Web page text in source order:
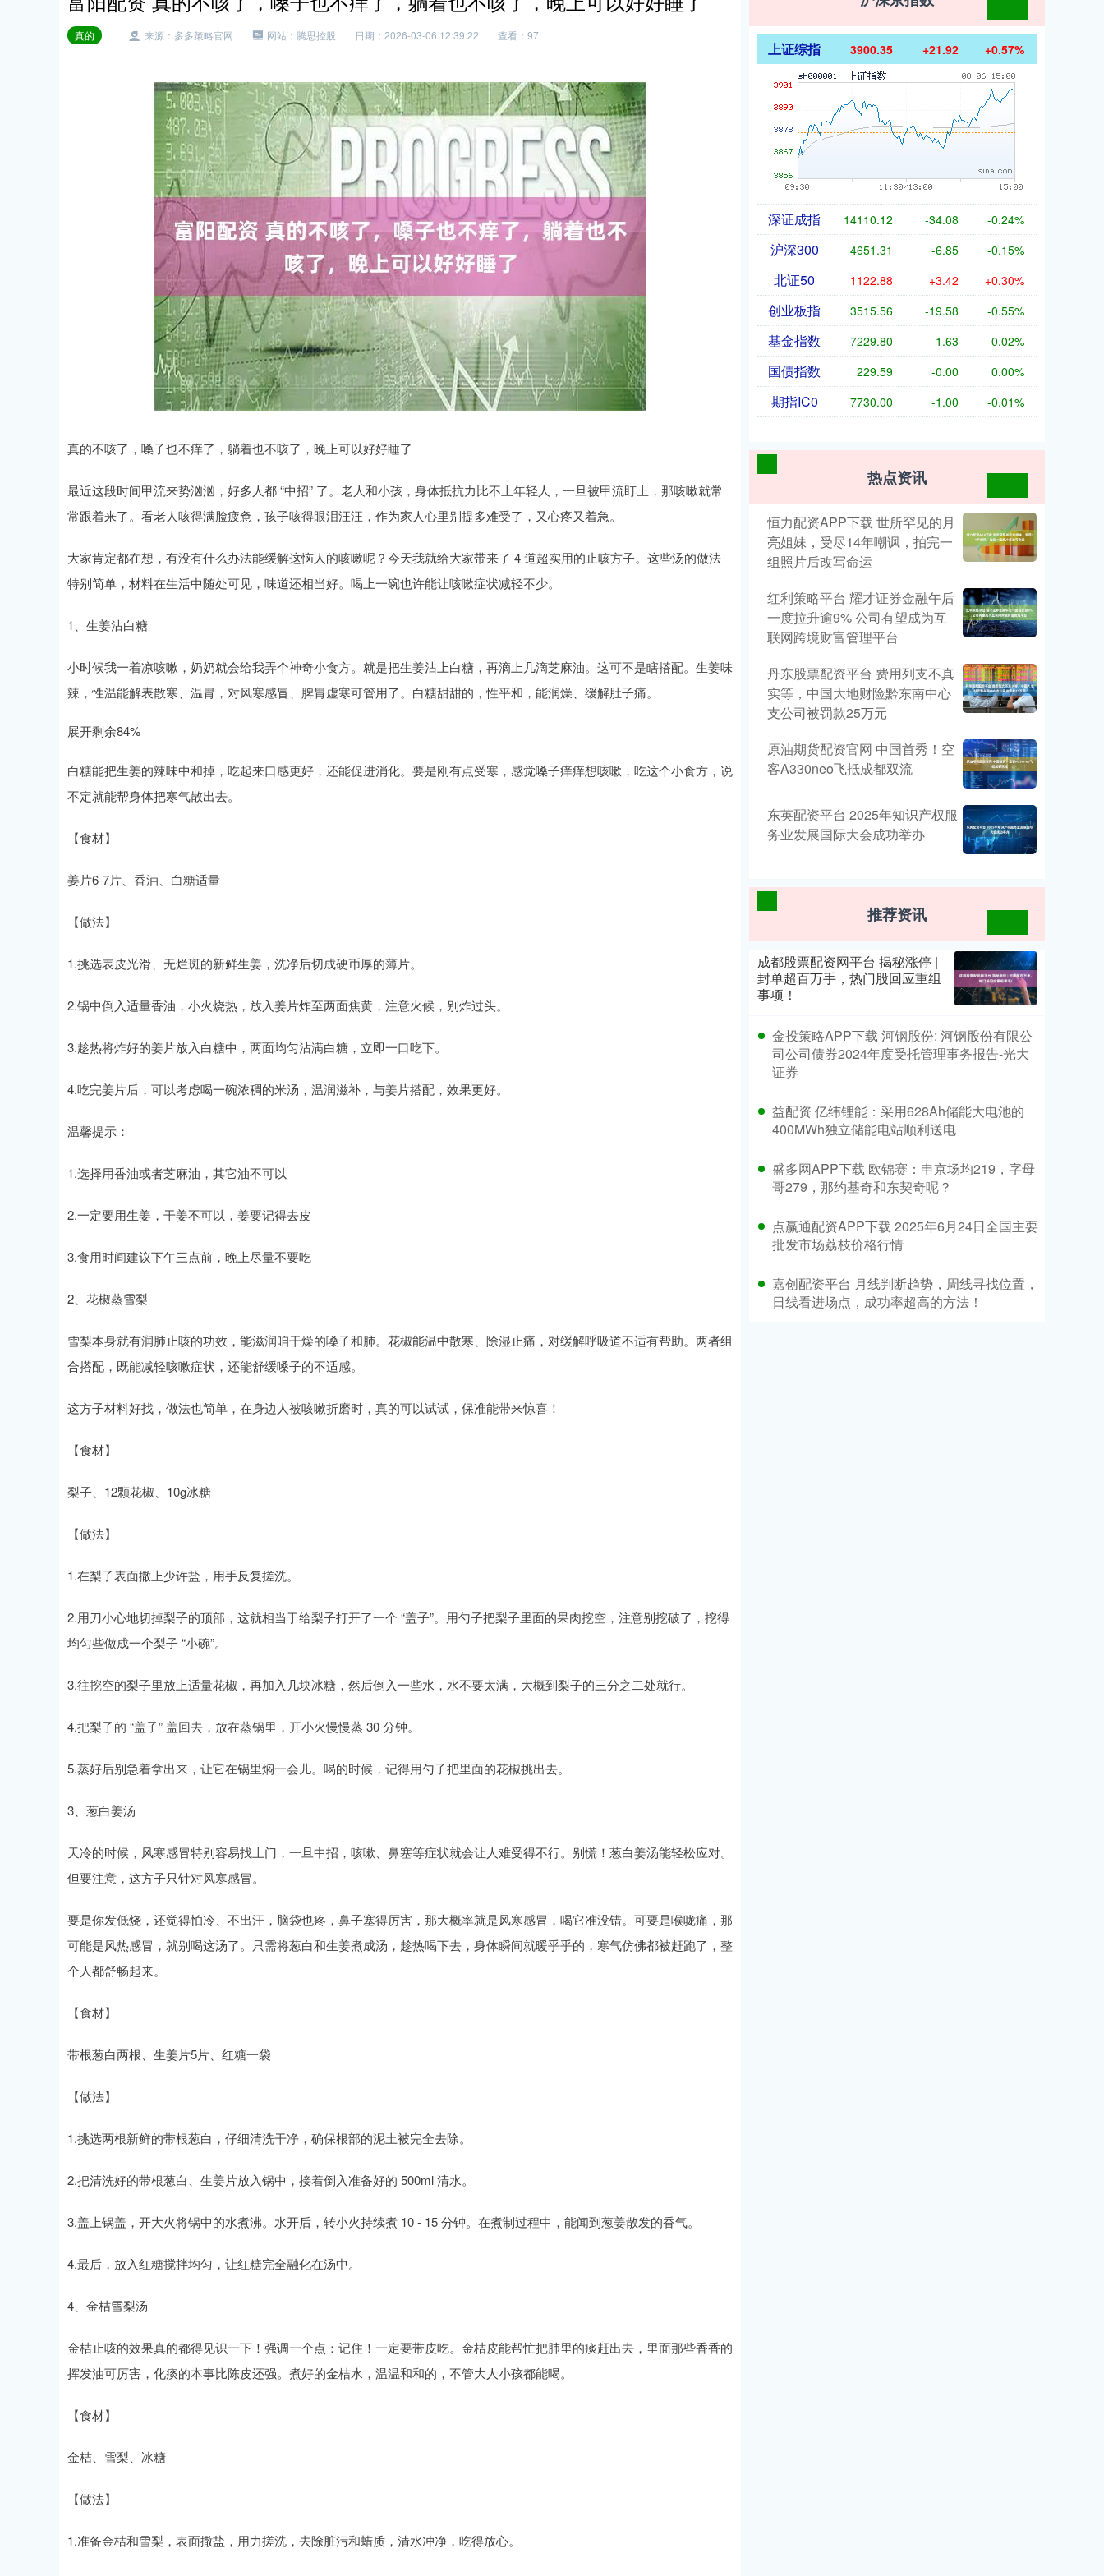
真的 来源：多多策略官网 网站：腾思控股 日期：2026-03-06 12:39:22 查看：97
真的不咳了，嗓子也不痒了，躺着也不咳了，晚上可以好好睡了
最近这段时间甲流来势汹汹，好多人都 “中招” 了。老人和小孩，身体抵抗力比不上年轻人，一旦被甲流盯上，那咳嗽就常
常跟着来了。看老人咳得满脸疲惫，孩子咳得眼泪汪汪，作为家人心里别提多难受了，又心疼又着急。
大家肯定都在想，有没有什么办法能缓解这恼人的咳嗽呢？今天我就给大家带来了 4 道超实用的止咳方子。这些汤的做法
特别简单，材料在生活中随处可见，味道还相当好。喝上一碗也许能让咳嗽症状减轻不少。
1、生姜沾白糖
小时候我一着凉咳嗽，奶奶就会给我弄个神奇小食方。就是把生姜沾上白糖，再滴上几滴芝麻油。这可不是瞎搭配。生姜味
辣，性温能解表散寒、温胃，对风寒感冒、脾胃虚寒可管用了。白糖甜甜的，性平和，能润燥、缓解肚子痛。
展开剩余84%
白糖能把生姜的辣味中和掉，吃起来口感更好，还能促进消化。要是刚有点受寒，感觉嗓子痒痒想咳嗽，吃这个小食方，说
不定就能帮身体把寒气散出去。
【食材】
姜片6-7片、香油、白糖适量
【做法】
1.挑选表皮光滑、无烂斑的新鲜生姜，洗净后切成硬币厚的薄片。
2.锅中倒入适量香油，小火烧热，放入姜片炸至两面焦黄，注意火候，别炸过头。
3.趁热将炸好的姜片放入白糖中，两面均匀沾满白糖，立即一口吃下。
4.吃完姜片后，可以考虑喝一碗浓稠的米汤，温润滋补，与姜片搭配，效果更好。
温馨提示：
1.选择用香油或者芝麻油，其它油不可以
2.一定要用生姜，干姜不可以，姜要记得去皮
3.食用时间建议下午三点前，晚上尽量不要吃
2、花椒蒸雪梨
雪梨本身就有润肺止咳的功效，能滋润咱干燥的嗓子和肺。花椒能温中散寒、除湿止痛，对缓解呼吸道不适有帮助。两者组
合搭配，既能减轻咳嗽症状，还能舒缓嗓子的不适感。
这方子材料好找，做法也简单，在身边人被咳嗽折磨时，真的可以试试，保准能带来惊喜！
【食材】
梨子、12颗花椒、10g冰糖
【做法】
1.在梨子表面撒上少许盐，用手反复搓洗。
2.用刀小心地切掉梨子的顶部，这就相当于给梨子打开了一个 “盖子”。用勺子把梨子里面的果肉挖空，注意别挖破了，挖得
均匀些做成一个梨子 “小碗”。
3.往挖空的梨子里放上适量花椒，再加入几块冰糖，然后倒入一些水，水不要太满，大概到梨子的三分之二处就行。
4.把梨子的 “盖子” 盖回去，放在蒸锅里，开小火慢慢蒸 30 分钟。
5.蒸好后别急着拿出来，让它在锅里焖一会儿。喝的时候，记得用勺子把里面的花椒挑出去。
3、葱白姜汤
天冷的时候，风寒感冒特别容易找上门，一旦中招，咳嗽、鼻塞等症状就会让人难受得不行。别慌！葱白姜汤能轻松应对。
但要注意，这方子只针对风寒感冒。
要是你发低烧，还觉得怕冷、不出汗，脑袋也疼，鼻子塞得厉害，那大概率就是风寒感冒，喝它准没错。可要是喉咙痛，那
可能是风热感冒，就别喝这汤了。只需将葱白和生姜煮成汤，趁热喝下去，身体瞬间就暖乎乎的，寒气仿佛都被赶跑了，整
个人都舒畅起来。
【食材】
带根葱白两根、生姜片5片、红糖一袋
【做法】
1.挑选两根新鲜的带根葱白，仔细清洗干净，确保根部的泥土被完全去除。
2.把清洗好的带根葱白、生姜片放入锅中，接着倒入准备好的 500ml 清水。
3.盖上锅盖，开大火将锅中的水煮沸。水开后，转小火持续煮 10 - 15 分钟。在煮制过程中，能闻到葱姜散发的香气。
4.最后，放入红糖搅拌均匀，让红糖完全融化在汤中。
4、金桔雪梨汤
金桔止咳的效果真的都得见识一下！强调一个点：记住！一定要带皮吃。金桔皮能帮忙把肺里的痰赶出去，里面那些香香的
挥发油可厉害，化痰的本事比陈皮还强。煮好的金桔水，温温和和的，不管大人小孩都能喝。
【食材】
金桔、雪梨、冰糖
【做法】
1.准备金桔和雪梨，表面撒盐，用力搓洗，去除脏污和蜡质，清水冲净，吃得放心。
上证综指 3900.35 +21.92 +0.57%
深证成指 14110.12 -34.08 -0.24%
沪深300 4651.31 -6.85 -0.15%
北证50 1122.88 +3.42 +0.30%
创业板指 3515.56 -19.58 -0.55%
基金指数 7229.80 -1.63 -0.02%
国债指数 229.59 -0.00 0.00%
期指IC0 7730.00 -1.00 -0.01%
热点资讯
恒力配资APP下载 世所罕见的月
亮姐妹，受尽14年嘲讽，拍完一
组照片后改写命运
红利策略平台 耀才证券金融午后
一度拉升逾9% 公司有望成为互
联网跨境财富管理平台
丹东股票配资平台 费用列支不真
实等，中国大地财险黔东南中心
支公司被罚款25万元
原油期货配资官网 中国首秀！空
客A330neo飞抵成都双流
东英配资平台 2025年知识产权服
务业发展国际大会成功举办
推荐资讯
成都股票配资网平台 揭秘涨停 |
封单超百万手，热门股回应重组
事项！
金投策略APP下载 河钢股份: 河钢股份有限公
司公司债券2024年度受托管理事务报告-光大
证券
益配资 亿纬锂能：采用628Ah储能大电池的
400MWh独立储能电站顺利送电
盛多网APP下载 欧锦赛：申京场均219，字母
哥279，那约基奇和东契奇呢？
点赢通配资APP下载 2025年6月24日全国主要
批发市场荔枝价格行情
嘉创配资平台 月线判断趋势，周线寻找位置，
日线看进场点，成功率超高的方法！